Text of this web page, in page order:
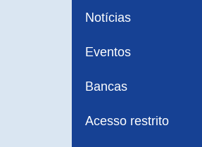
Notícias
Eventos
Bancas
Acesso restrito